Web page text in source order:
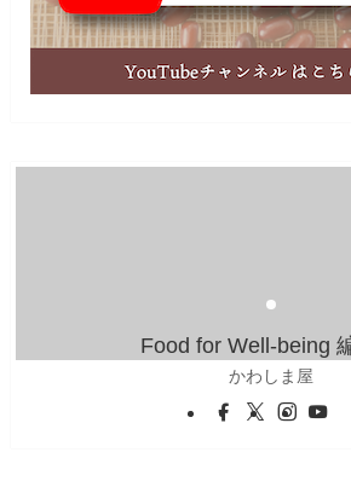
Food for Well-being
かわしま屋